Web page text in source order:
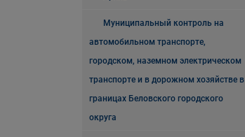
Муниципальный контроль на
автомобильном транспорте,
городском, наземном электрическом
транспорте и в дорожном хозяйстве в
границах Беловского городского
округа